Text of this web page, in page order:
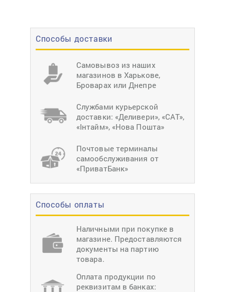
Способы доставки
Самовывоз из наших
магазинов в Харькове,
Броварах или Днепре
Службами курьерской
доставки: «Деливери», «САТ»,
«Інтайм», «Нова Пошта»
Почтовые терминалы
самообслуживания от
«ПриватБанк»
Способы оплаты
Наличными при покупке в
магазине. Предоставляются
документы на партию
товара.
Оплата продукции по
реквизитам в банках: